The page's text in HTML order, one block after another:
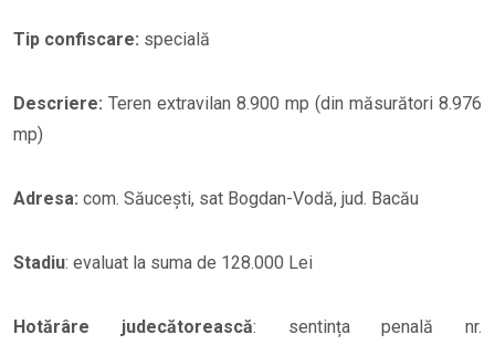
Tip confiscare: specială
Descriere: Teren extravilan 8.900 mp (din măsurători 8.976
mp)
Adresa: com. Săucești, sat Bogdan-Vodă, jud. Bacău
Stadiu: evaluat la suma de 128.000 Lei
Hotărâre judecătorească: sentința penală nr.